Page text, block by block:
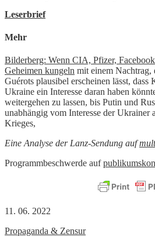
Leserbrief
Mehr
Bilderberg: Wenn CIA, Pfizer,
Geheimen kungeln mit einem Nachtrag,
Guérots plausibel erscheinen lässt, dass
Ukraine ein Interesse daran haben
weitergehen zu lassen, bis Putin und
unabhängig vom Interesse der Ukrainer
Krieges,
Eine Analyse der Lanz-Sendung auf
Programmbeschwerde auf
11. 06. 2022
Propaganda & Zensur